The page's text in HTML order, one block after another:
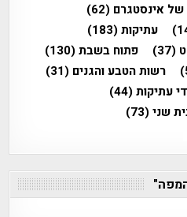
של אינסטגרם (62)
עתיקות(183)
(37) פתוח בשבת(130)
רשות הטבע והגנים (31)
עתיקות(44)
שני(73)